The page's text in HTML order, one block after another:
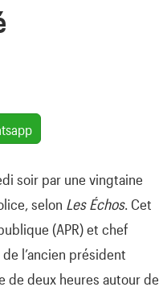
soir par une vingtaine
selon Les Échos. Cet
(APR) et chef
l’ancien président
de deux heures autour de